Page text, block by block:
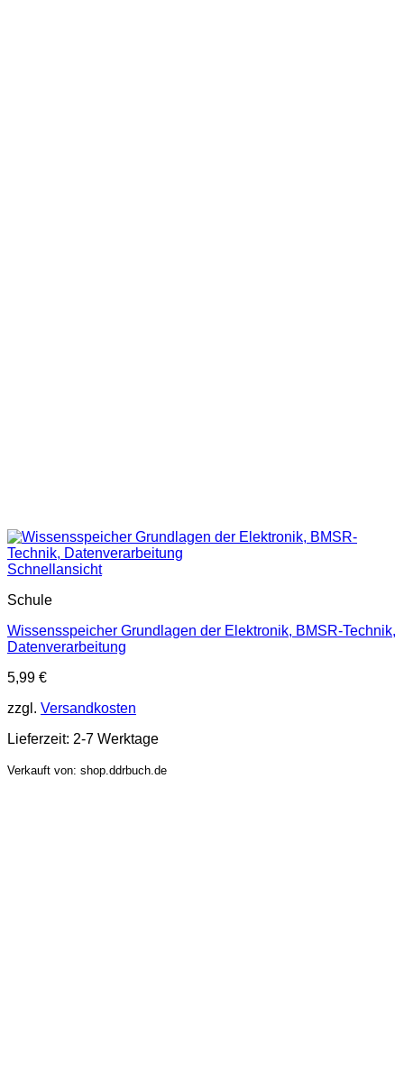
Schnellansicht
Schule
Wissensspeicher Grundlagen der Elektronik, BMSR-Technik,
Datenverarbeitung
5,99 €
zzgl. Versandkosten
Lieferzeit: 2-7 Werktage
Verkauft von: shop.ddrbuch.de